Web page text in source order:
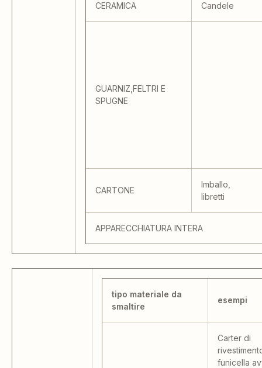
CERAMICA Candele
GUARNIZ,FELTRI E
SPUGNE
CARTONE
Imballo,
libretti
APPARECCHIATURA INTERA
tipo materiale da
smaltire
esempi
Carter di
funicella